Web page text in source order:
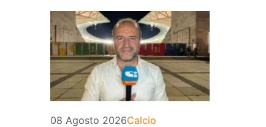
08 Agosto 2026Categorie
Calcio